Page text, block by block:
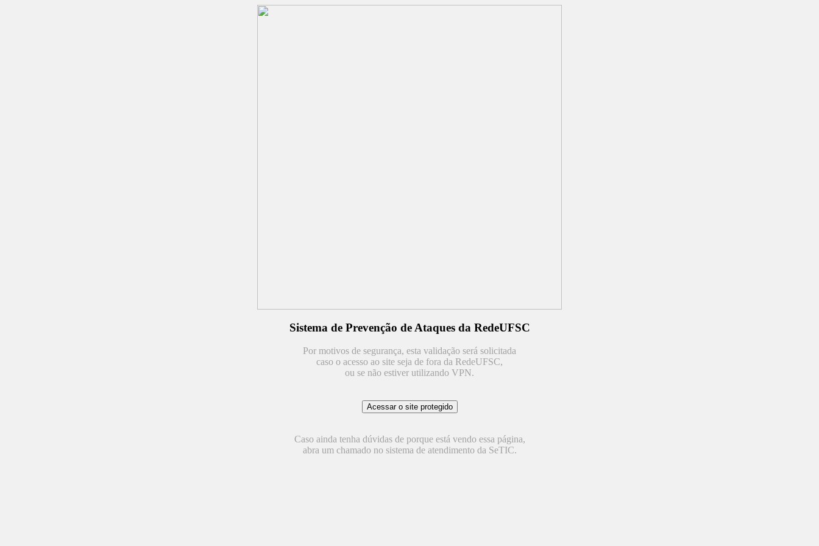
Sistema de Prevenção de Ataques da RedeUFSC
Por motivos de segurança, esta validação será solicitada
caso o acesso ao site seja de fora da RedeUFSC,
ou se não estiver utilizando VPN.
Caso ainda tenha dúvidas de porque está vendo essa página,
abra um chamado no sistema de atendimento da SeTIC.